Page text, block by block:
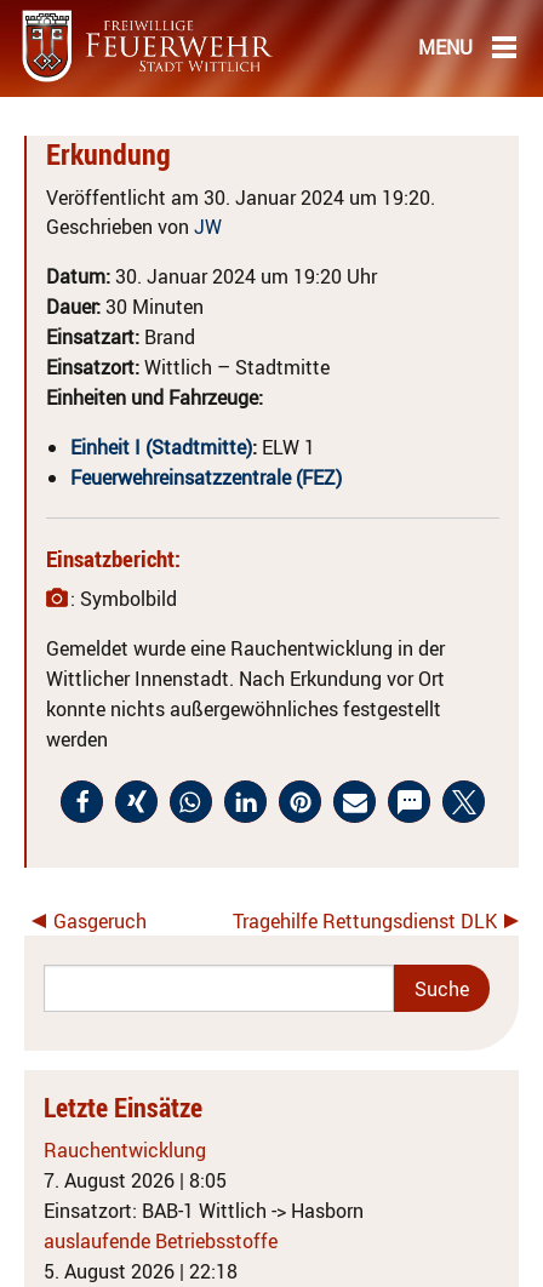
Erkundung
Veröffentlicht am 30. Januar 2024 um 19:20.
Geschrieben von JW
Datum:30. Januar 2024 um 19:20 Uhr
Dauer:30 Minuten
Einsatzart: Brand
Einsatzort:Wittlich – Stadtmitte
Einheiten und Fahrzeuge:
Einheit I (Stadtmitte): ELW 1
Feuerwehreinsatzzentrale (FEZ)
Einsatzbericht:
: Symbolbild
Gemeldet wurde eine Rauchentwicklung in der
Wittlicher Innenstadt. Nach Erkundung vor Ort
konnte nichts außergewöhnliches festgestellt
werden
Gasgeruch Tragehilfe Rettungsdienst DLK
Letzte Einsätze
Rauchentwicklung
7. August 2026 | 8:05
Einsatzort: BAB-1 Wittlich -> Hasborn
auslaufende Betriebsstoffe
5. August 2026 | 22:18